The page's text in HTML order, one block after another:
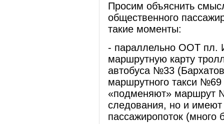
Просим объяснить
общественного
такие моменты:
- параллельно ООТ пл.
маршрутную карту
автобуса №33
маршрутного такси
«подменяют» маршрут
следования, но и
пассажиропоток